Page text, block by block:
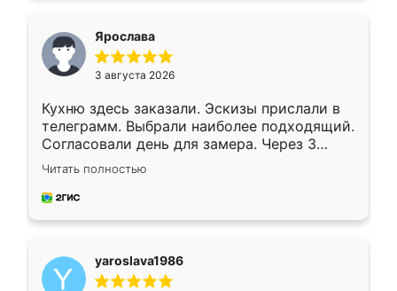
Ярослава
3 августа 2026
Кухню здесь заказали. Эскизы прислали в
телеграмм. Выбрали наиболее подходящий.
Согласовали день для замера. Через 3
недели кухня была уже готова. Остались
довольны работой. Спасибо Ренессанс
мебель за качественную работу!
Читать полностью
yaroslava1986